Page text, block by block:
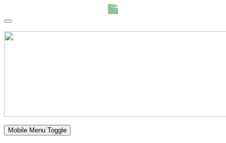
Mobile Menu Toggle